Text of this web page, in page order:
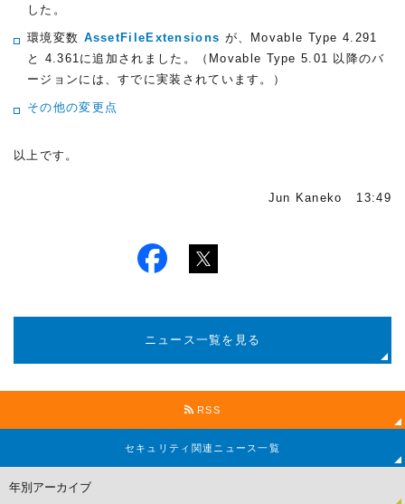
した。
環境変数 AssetFileExtensions が、Movable Type 4.291
と 4.361に追加されました。（Movable Type 5.01 以降のバ
ージョンには、すでに実装されています。）
その他の変更点
以上です。
Jun Kaneko 13:49
ニュース一覧を見る
RSS
セキュリティ関連 ニュース一覧